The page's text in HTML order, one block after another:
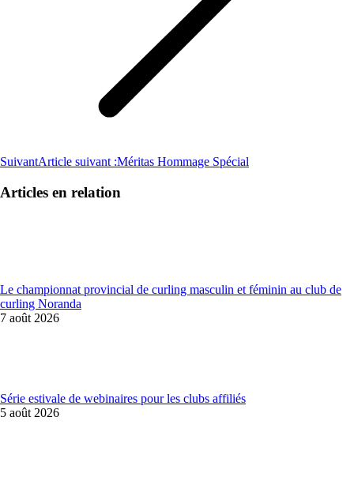
SuivantArticle suivant :Méritas Hommage Spécial
Articles en relation
Le championnat provincial de curling masculin et féminin au club de
curling Noranda
7 août 2026
Série estivale de webinaires pour les clubs affiliés
5 août 2026